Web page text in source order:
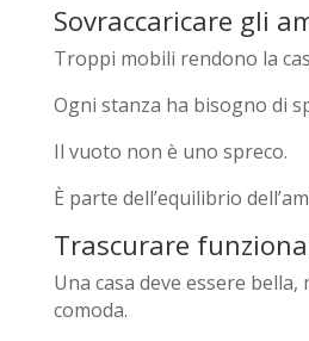
Sovraccaricare gli
Troppi mobili rendono la
Ogni stanza ha bisogno di
Il vuoto non è uno spreco.
È parte dell’equilibrio
Trascurare
Una casa deve essere
comoda.